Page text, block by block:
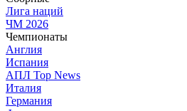
Лига наций
ЧМ 2026
Чемпионаты
Англия
Испания
АПЛ Top News
Италия
Германия